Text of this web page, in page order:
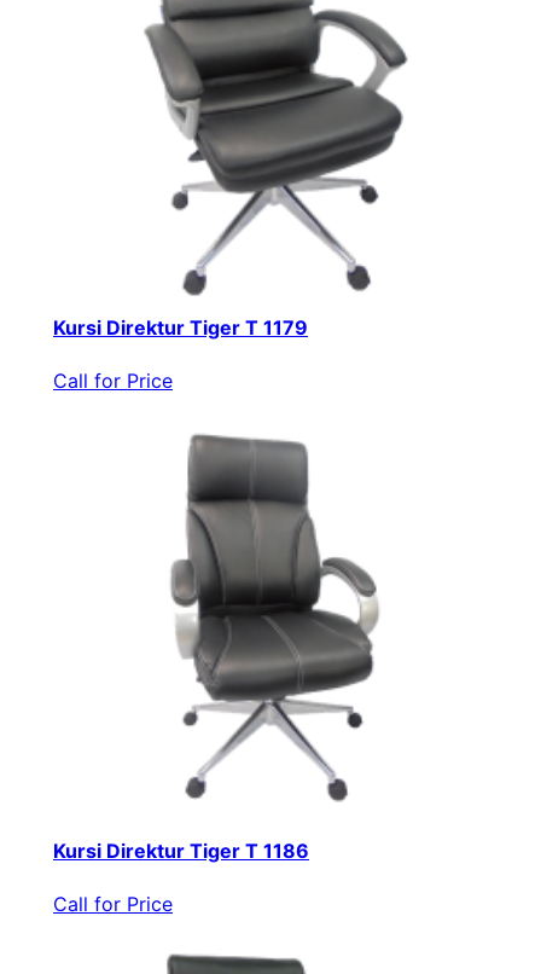
Kursi Direktur Tiger T 1179
Call for Price
Kursi Direktur Tiger T 1186
Call for Price